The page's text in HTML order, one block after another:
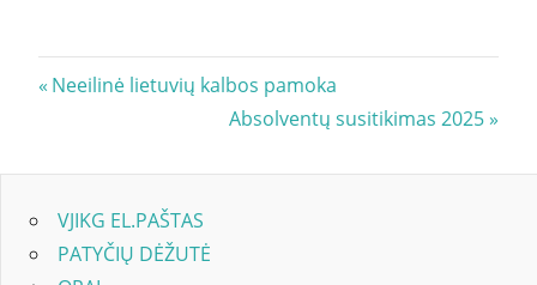
Navigacija
įrašų
Previous
Neeilinė lietuvių kalbos pamoka
Next
Absolventų susitikimas 2025
VJIKG EL.PAŠTAS
PATYČIŲ DĖŽUTĖ